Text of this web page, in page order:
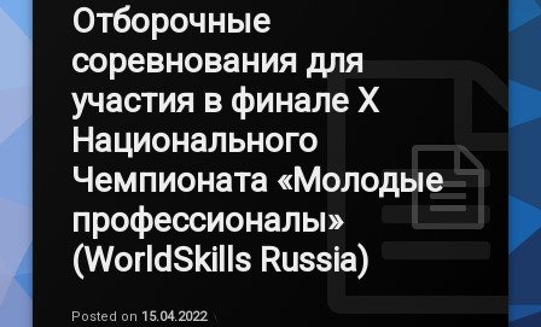
Отборочные
соревнования для
участия в финале X
Национального
Чемпионата «Молодые
профессионалы»
(WorldSkills Russia)
Posted on 15.04.2022